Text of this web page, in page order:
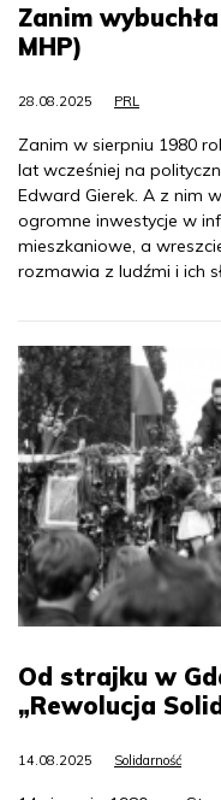
Zanim
MHP)
28.08.2025 PRL
Zanim w sierpniu 1980
lat wcześniej na
Edward Gierek. A z nim
ogromne inwestycje w
mieszkaniowe, a
rozmawia z ludźmi i ich
Od strajku w
„Rewolucja
14.08.2025 Solidarność